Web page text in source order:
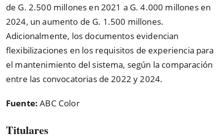
de G. 2.500 millones en 2021 a G. 4.000 millones en
2024, un aumento de G. 1.500 millones.
Adicionalmente, los documentos evidencian
flexibilizaciones en los requisitos de experiencia para
el mantenimiento del sistema, según la comparación
entre las convocatorias de 2022 y 2024.
Fuente: ABC Color
Titulares